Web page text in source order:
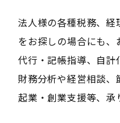
法人様の各種税務、
をお探しの場合にも
代行・記帳指導、自計
財務分析や経営相談、
起業・創業支援等、承